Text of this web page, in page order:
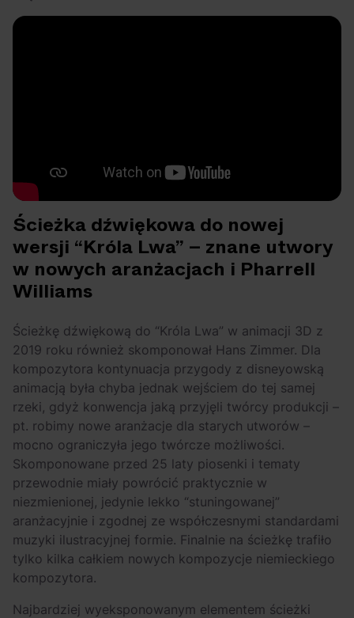
Ścieżka dźwiękowa do nowej
wersji “Króla Lwa” – znane utwory
w nowych aranżacjach i Pharrell
Williams
Ścieżkę dźwiękową do “Króla Lwa” w animacji 3D z
2019 roku również skomponował Hans Zimmer. Dla
kompozytora kontynuacja przygody z disneyowską
animacją była chyba jednak wejściem do tej samej
rzeki, gdyż konwencja jaką przyjęli twórcy produkcji –
pt. robimy nowe aranżacje dla starych utworów –
mocno ograniczyła jego twórcze możliwości.
Skomponowane przed 25 laty piosenki i tematy
przewodnie miały powrócić praktycznie w
niezmienionej, jedynie lekko “stuningowanej”
aranżacyjnie i zgodnej ze współczesnymi standardami
muzyki ilustracyjnej formie. Finalnie na ścieżkę trafiło
tylko kilka całkiem nowych kompozycje niemieckiego
kompozytora.
Najbardziej wyeksponowanym elementem ścieżki